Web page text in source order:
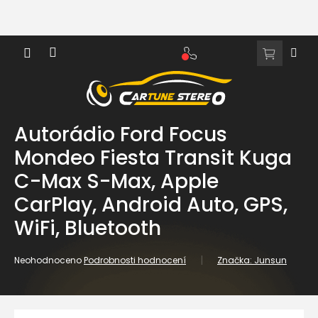
obsah
NÁKUPNÍ
Autorádio Ford Focus
Mondeo Fiesta Transit Kuga
C-Max S-Max, Apple
CarPlay, Android Auto, GPS,
WiFi, Bluetooth
Průměrné
je
NeohodnocenoPodrobnosti hodnocení Značka: Junsun